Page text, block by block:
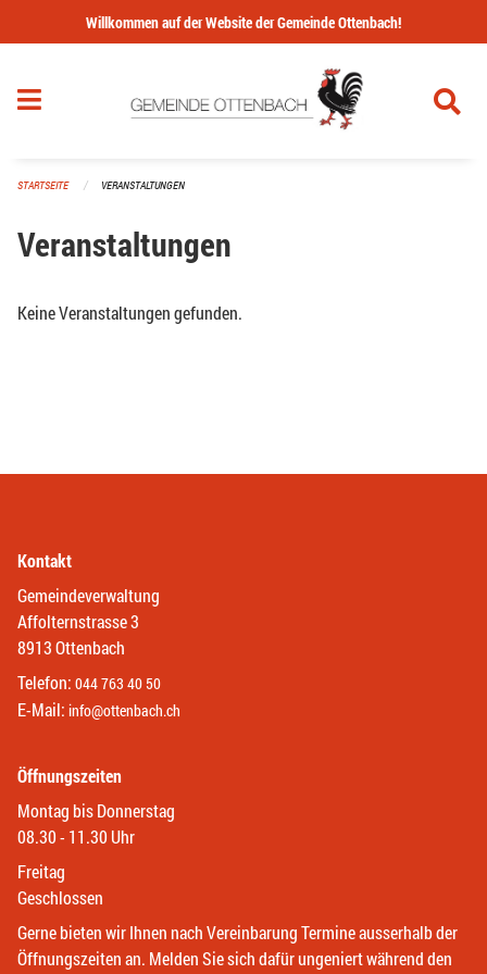
Navigation überspringen
Willkommen auf der Website der Gemeinde Ottenbach!
STARTSEITE VERANSTALTUNGEN
Veranstaltungen
Keine Veranstaltungen gefunden.
Kontakt
Gemeindeverwaltung
Affolternstrasse 3
8913 Ottenbach
Telefon: 044 763 40 50
E-Mail: info@ottenbach.ch
Öffnungszeiten
Montag bis Donnerstag
08.30 - 11.30 Uhr
Freitag
Geschlossen
Gerne bieten wir Ihnen nach Vereinbarung Termine ausserhalb der
Öffnungszeiten an. Melden Sie sich dafür ungeniert während den